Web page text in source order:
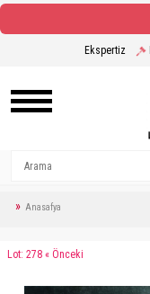
Ekspertiz
Anasafya
Lot: 278 « Önceki